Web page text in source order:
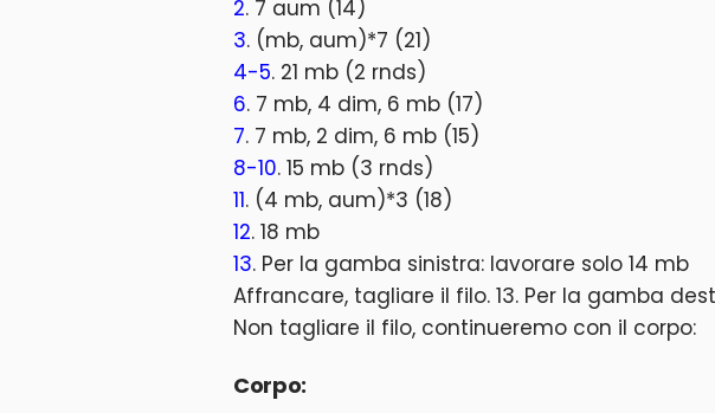
2. 7 aum (14)
3. (mb, aum)*7 (21)
4-5. 21 mb (2 rnds)
6. 7 mb, 4 dim, 6 mb (17)
7. 7 mb, 2 dim, 6 mb (15)
8-10. 15 mb (3 rnds)
11. (4 mb, aum)*3 (18)
12. 18 mb
13. Per la gamba sinistra: lavorare solo 14 mb
Affrancare, tagliare il filo. 13. Per la gamba
Non tagliare il filo, continueremo con il corpo:
Corpo: